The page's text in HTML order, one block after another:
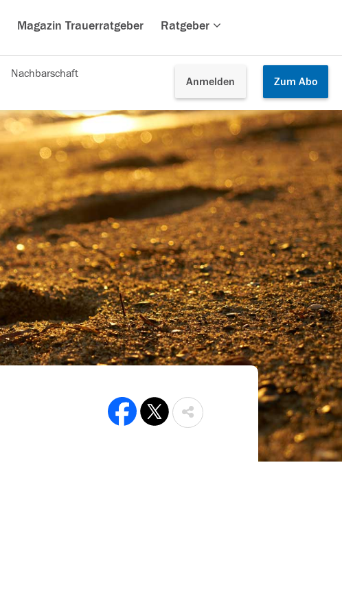
Magazin Trauerratgeber Ratgeber
Anmelden Zum Abo
Nachbarschaft